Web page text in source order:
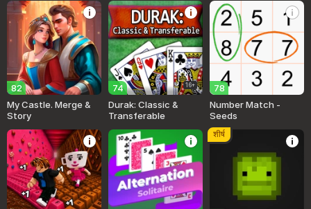
82
My Castle. Merge &
Story
74 16+
Durak: Classic &
Transferable
78
Number Match -
Seeds
शीर्ष